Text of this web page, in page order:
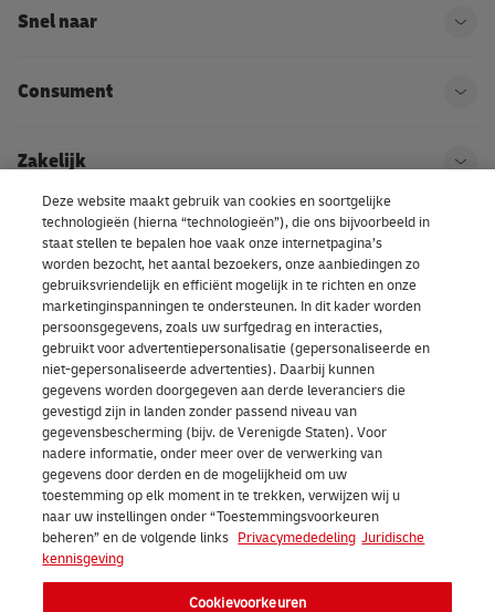
Snel naar
Consument
Zakelijk
Kom bij DHL
Over ons | DHL eCommerce
Cookievoorkeuren
Facebook
LinkedInYoutubeInstagram
TikTok
Deze website maakt gebruik van cookies en soortgelijke
technologieën (hierna “technologieën”), die ons bijvoorbeeld in
staat stellen te bepalen hoe vaak onze internetpagina’s
worden bezocht, het aantal bezoekers, onze aanbiedingen zo
gebruiksvriendelijk en efficiënt mogelijk in te richten en onze
marketinginspanningen te ondersteunen. In dit kader worden
persoonsgegevens, zoals uw surfgedrag en interacties,
gebruikt voor advertentiepersonalisatie (gepersonaliseerde en
niet-gepersonaliseerde advertenties). Daarbij kunnen
gegevens worden doorgegeven aan derde leveranciers die
gevestigd zijn in landen zonder passend niveau van
gegevensbescherming (bijv. de Verenigde Staten). Voor
nadere informatie, onder meer over de verwerking van
gegevens door derden en de mogelijkheid om uw
toestemming op elk moment in te trekken, verwijzen wij u
naar uw instellingen onder “Toestemmingsvoorkeuren
beheren” en de volgende links Privacymededeling Juridische
kennisgeving
Cookievoorkeuren